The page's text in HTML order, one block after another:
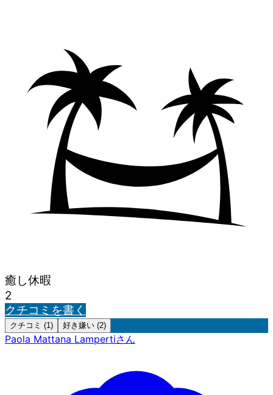
癒し休暇
2
クチコミを書く
クチコミ (1) 好き嫌い (2)
Paola Mattana Lampertiさん